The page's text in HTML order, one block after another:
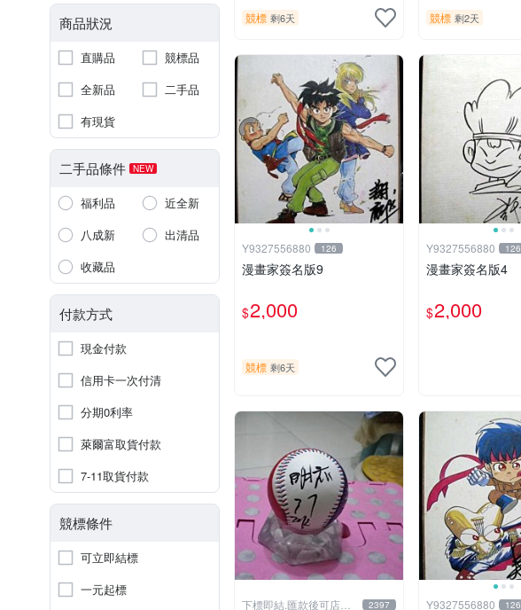
商品狀況
直購品
競標品
全新品
二手品
有現貨
二手品條件 NEW
福利品
近全新
八成新
出清品
收藏品
付款方式
現金付款
信用卡一次付清
分期0利率
萊爾富取貨付款
7-11取貨付款
競標條件
可立即結標
一元起標
競標 剩6天 競標 剩2天
Y9327556880 126
漫畫家簽名版9
$2,000
競標 剩6天
Y9327556880 126
漫畫家簽名版4
$2,000
下標即結.匯款後可店到 2397 Y9327556880 126